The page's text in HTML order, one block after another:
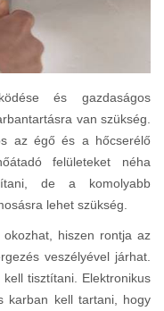
és gazdaságos
van szükség.
az égő és a hőcserélő
felületeket néha
de a komolyabb
lehet szükség.
hiszen rontja az
veszélyével járhat.
tisztítani. Elektronikus
karban kell tartani, hogy